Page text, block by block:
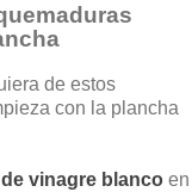
de estos
con la plancha
vinagre blanco en